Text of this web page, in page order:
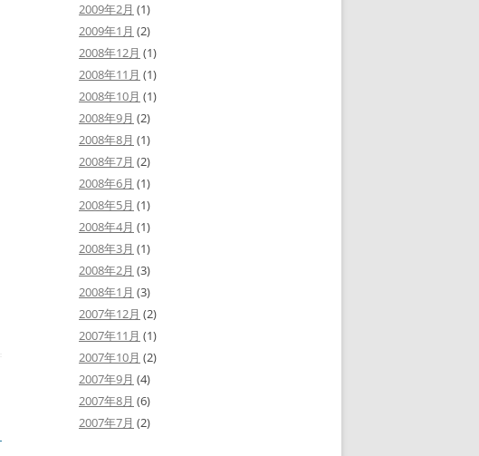
2009年2月 (1)
2009年1月 (2)
2008年12月 (1)
2008年11月 (1)
2008年10月 (1)
2008年9月 (2)
2008年8月 (1)
2008年7月 (2)
2008年6月 (1)
2008年5月 (1)
2008年4月 (1)
2008年3月 (1)
2008年2月 (3)
2008年1月 (3)
2007年12月 (2)
2007年11月 (1)
2007年10月 (2)
2007年9月 (4)
2007年8月 (6)
2007年7月 (2)